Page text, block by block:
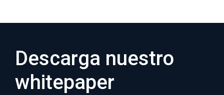
Descarga nuestro
whitepaper